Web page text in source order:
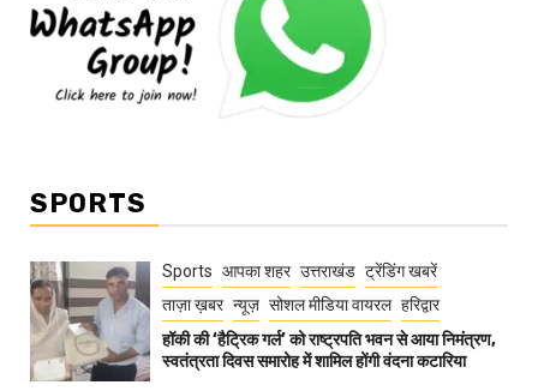
SPORTS
Sports आपका शहर उत्तराखंड ट्रेंडिंग खबरें
ताज़ा ख़बर न्यूज़ सोशल मीडिया वायरल हरिद्वार
हॉकी की ‘हैट्रिक गर्ल’ को राष्ट्रपति भवन से आया निमंत्रण,
स्वतंत्रता दिवस समारोह में शामिल होंगी वंदना कटारिया